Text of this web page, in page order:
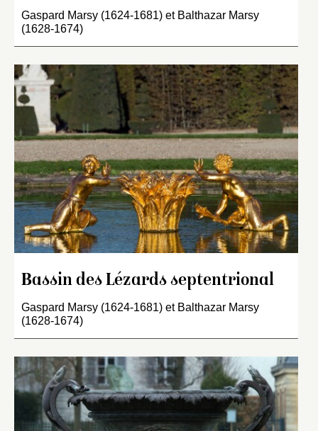
Gaspard Marsy (1624-1681) et Balthazar Marsy
(1628-1674)
Bassin des Lézards septentrional
Gaspard Marsy (1624-1681) et Balthazar Marsy
(1628-1674)